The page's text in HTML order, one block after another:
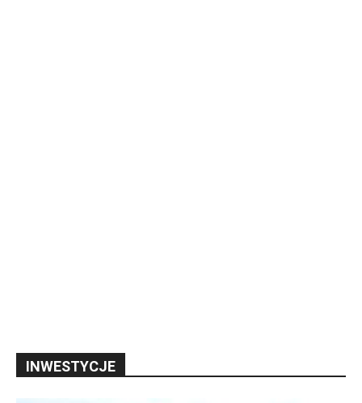
INWESTYCJE